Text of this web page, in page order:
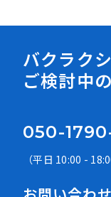
バクラク
ご検討中
050-
（平日 10:00 -